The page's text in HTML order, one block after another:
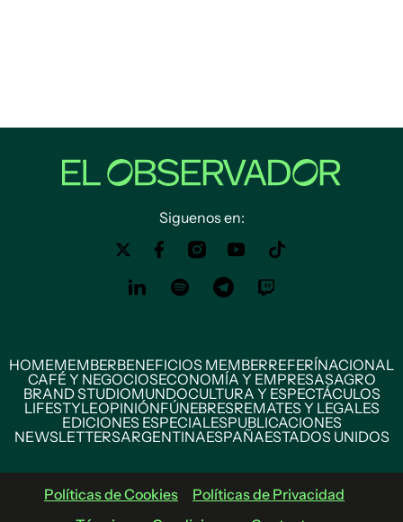
Siguenos en:
HOMEMEMBERBENEFICIOS MEMBERREFERÍNACIONAL
CAFÉ Y NEGOCIOSECONOMÍA Y EMPRESASAGRO
BRAND STUDIOMUNDOCULTURA Y ESPECTÁCULOS
LIFESTYLEOPINIÓNFÚNEBRESREMATES Y LEGALES
EDICIONES ESPECIALESPUBLICACIONES
NEWSLETTERSARGENTINAESPAÑAESTADOS UNIDOS
Políticas de Cookies
Políticas de Privacidad